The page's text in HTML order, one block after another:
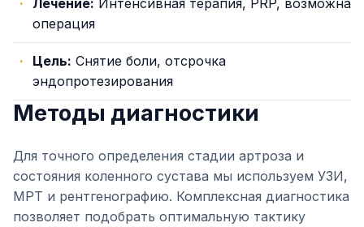
операция
Цель: Снятие боли, отсрочка
эндопротезирования
Методы диагностики
Для точного определения стадии артроза и
состояния коленного сустава мы используем УЗИ,
МРТ и рентгенографию. Комплексная диагностика
позволяет подобрать оптимальную тактику